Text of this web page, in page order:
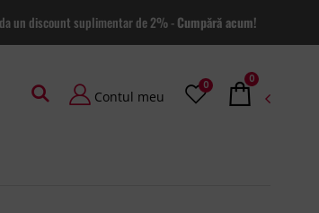
un discount suplimentar de 2% -Cumpără acum!
Contul meu
0 0